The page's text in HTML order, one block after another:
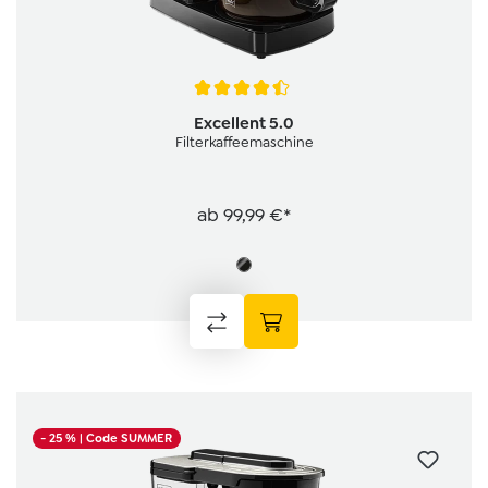
Excellent 5.0
Filterkaffeemaschine
ab 99,99 €*
- 25 %| Code SUMMER